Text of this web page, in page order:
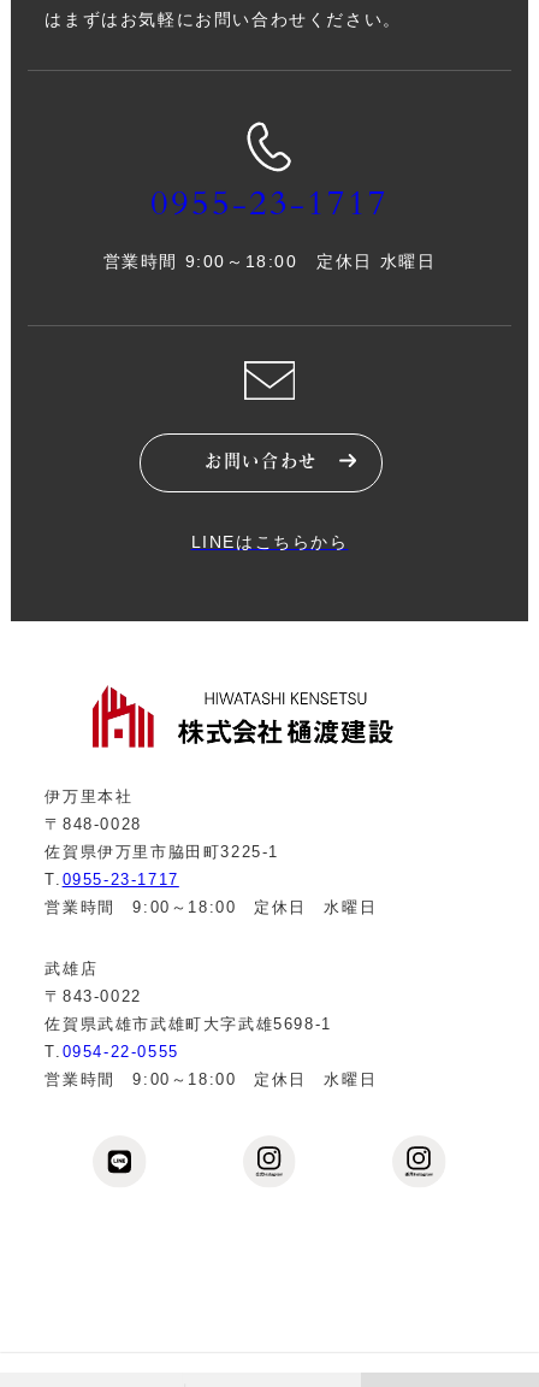
はまずはお気軽にお問い合わせください。
0955-23-1717
営業時間 9:00～18:00 定休日 水曜日
お問い合わせ
LINEはこちらから
伊万里本社
〒848-0028
佐賀県伊万里市脇田町3225-1
T. 0955-23-1717
営業時間 9:00～18:00 定休日 水曜日
武雄店
〒843-0022
佐賀県武雄市武雄町大字武雄5698-1
T. 0954-22-0555
営業時間 9:00～18:00 定休日 水曜日